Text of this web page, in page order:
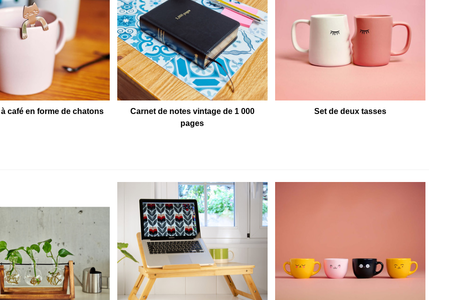
café en forme de chatons
Carnet de notes vintage de 1 000
pages
Set de deux tasses